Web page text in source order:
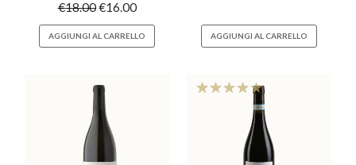
€18.00€16.00
AGGIUNGI AL CARRELLO AGGIUNGI AL CARRELLO